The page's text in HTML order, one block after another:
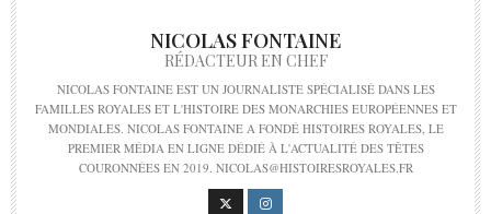
NICOLAS FONTAINE
RÉDACTEUR EN CHEF
NICOLAS FONTAINE EST UN JOURNALISTE SPÉCIALISÉ DANS LES
FAMILLES ROYALES ET L'HISTOIRE DES MONARCHIES EUROPÉENNES ET
MONDIALES. NICOLAS FONTAINE A FONDÉ HISTOIRES ROYALES, LE
PREMIER MÉDIA EN LIGNE DÉDIÉ À L'ACTUALITÉ DES TÊTES
COURONNÉES EN 2019. NICOLAS@HISTOIRESROYALES.FR